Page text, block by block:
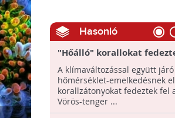
Hasonló
"Hőálló" korallokat
Vörös-tengerben
A klímaváltozással együtt járó
hőmérséklet-emelkedésnek
korallzátonyokat fedeztek fel
Vörös-tenger ...